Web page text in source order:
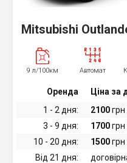
Mitsubishi
9 л/100км Автомат
Оренда
Ціна за
1 - 2 дня:
2100
3 - 9 дня:
1700
10 - 20 дня:
1500
Від 21 дня: